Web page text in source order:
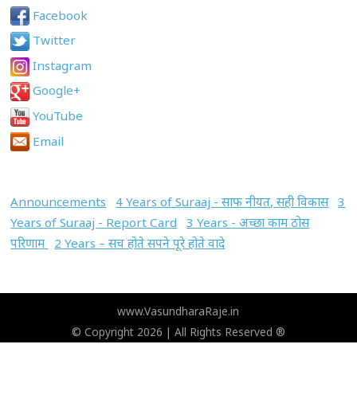
Facebook
Twitter
Instagram
Google+
YouTube
Email
Announcements 4 Years of Suraaj - साफ नीयत, सही विकास 3
Years of Suraaj - Report Card
3 Years - अच्छा काम ठोस
परिणाम
2 Years – सच होते सपने पूरे होते वादे
www.VasundharaRaje.in
© Copyright 2026 | All Rights Reserved ®